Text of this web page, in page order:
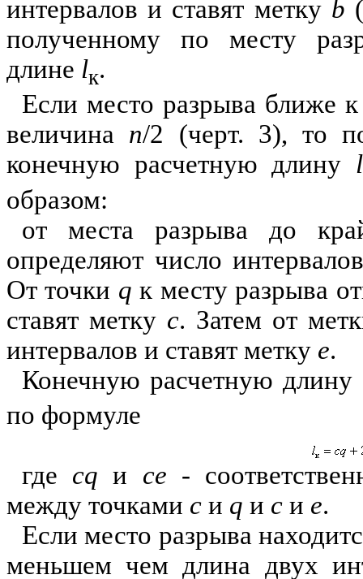
интервалов и ставят метку b
полученному по месту
длине lк.
Если место разрыва ближе
величина n/2 (черт. 3), то
конечную расчетную длину l
образом:
от места разрыва до
определяют число
От точки q к месту разрыва
ставят метку с. Затем от
интервалов и ставят метку е.
Конечную расчетную длину
по формуле
где cq и ce -
между точками с и q и с и e.
Если место разрыва
меньшем чем длина двух